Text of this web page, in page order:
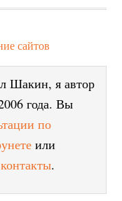
сайтов
Шакин, я автор
года. Вы
по
или
контакты.